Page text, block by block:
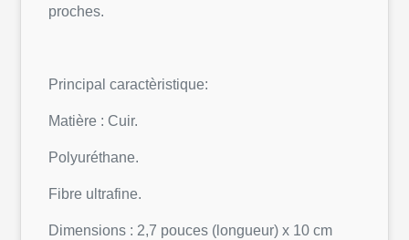
proches.
Principal caractèristique:
Matière : Cuir.
Polyuréthane.
Fibre ultrafine.
Dimensions : 2,7 pouces (longueur) x 10 cm